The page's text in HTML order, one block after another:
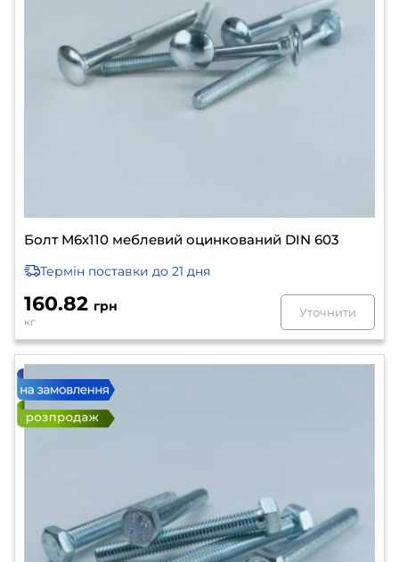
Болт М6х110 меблевий оцинкований DIN 603
Термін поставки до 21 дня
160.82 грн
кг
Уточнити